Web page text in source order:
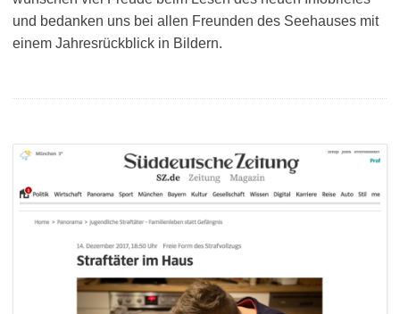
und bedanken uns bei allen Freunden des Seehauses mit
einem Jahresrückblick in Bildern.